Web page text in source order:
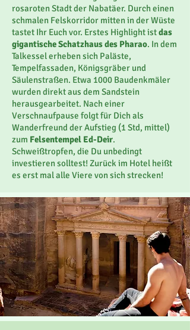
rosaroten Stadt der Nabatäer. Durch einen
schmalen Felskorridor mitten in der Wüste
tastet Ihr Euch vor. Erstes Highlight istdas
gigantische Schatzhaus des Pharao. In dem
Talkessel erheben sich Paläste,
Tempelfassaden, Königsgräber und
Säulenstraßen. Etwa 1000 Baudenkmäler
wurden direkt aus dem Sandstein
herausgearbeitet. Nach einer
Verschnaufpause folgt für Dich als
Wanderfreund der Aufstieg (1 Std, mittel)
zum Felsentempel Ed-Deir.
Schweißtropfen, die Du unbedingt
investieren solltest! Zurück im Hotel heißt
es erst mal alle Viere von sich strecken!